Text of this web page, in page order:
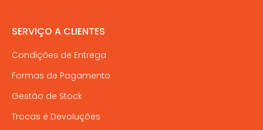
SERVIÇO A CLIENTES
Condições de Entrega
Formas de Pagamento
Gestão de Stock
Trocas e Devoluções